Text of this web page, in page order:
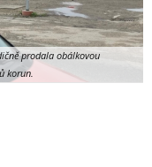
prodala obálkovou
korun.